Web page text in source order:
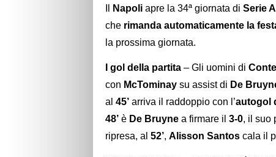
Napoli apre la 34ª giornata di Serie A
che rimanda automaticamente la
la prossima giornata.
I gol della partita – Gli uomini di Conte
con McTominay su assist di De
al 45’ arriva il raddoppio con l’autogol
48’ è De Bruyne a firmare il 3-0, il suo
ripresa, al 52’, Alisson Santos cala il